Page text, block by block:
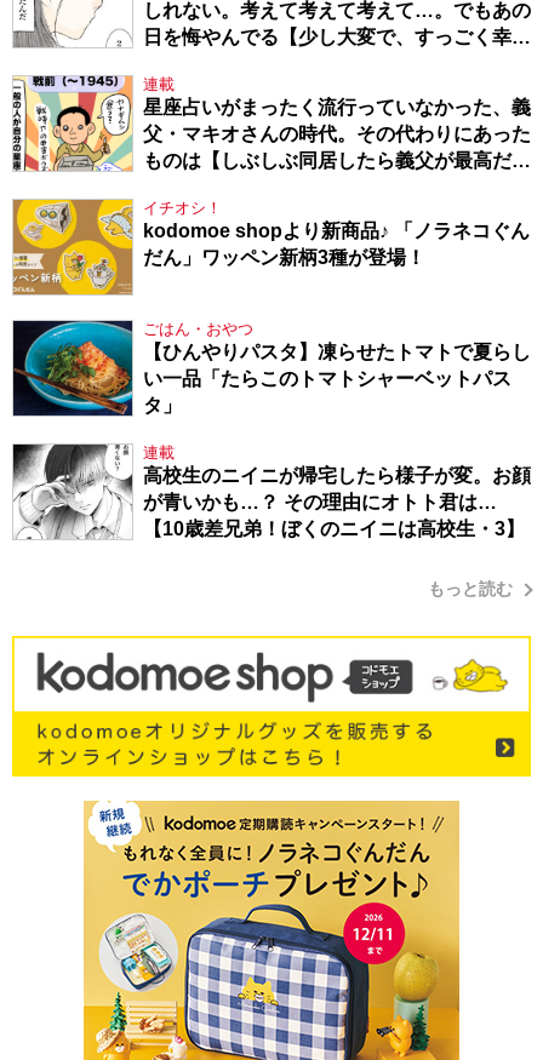
しれない。考えて考えて考えて…。でもあの
日を悔やんでる【少し大変で、すっごく幸せ
～・54】
連載
星座占いがまったく流行っていなかった、義
父・マキオさんの時代。その代わりにあった
ものは【しぶしぶ同居したら義父が最高だっ
イチオシ！
kodomoe shopより新商品♪ 「ノラネコぐん
だん」ワッペン新柄3種が登場！
ごはん・おやつ
【ひんやりパスタ】凍らせたトマトで夏らし
い一品「たらこのトマトシャーベットパス
タ」
連載
高校生のニイニが帰宅したら様子が変。お顔
が青いかも…？ その理由にオトト君は…
【10歳差兄弟！ぼくのニイニは高校生・3】
もっと読む